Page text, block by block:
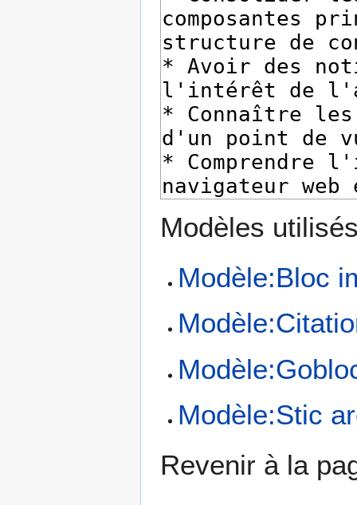
Modèles
Modèle:Bloc
Modèle:Stic
Revenir à la